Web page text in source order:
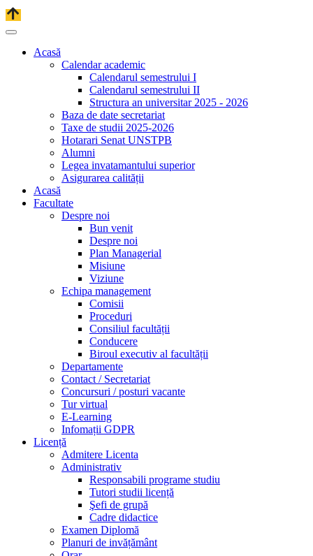
Acasă
Calendar academic
Calendarul semestrului I
Calendarul semestrului II
Structura an universitar 2025 - 2026
Baza de date secretariat
Taxe de studii 2025-2026
Hotarari Senat UNSTPB
Alumni
Legea invatamantului superior
Asigurarea calității
Acasă
Facultate
Despre noi
Bun venit
Despre noi
Plan Managerial
Misiune
Viziune
Echipa management
Comisii
Proceduri
Consiliul facultății
Conducere
Biroul executiv al facultății
Departamente
Contact / Secretariat
Concursuri / posturi vacante
Tur virtual
E-Learning
Infomații GDPR
Licență
Admitere Licenta
Administrativ
Responsabili programe studiu
Tutori studii licență
Şefi de grupă
Cadre didactice
Examen Diplomă
Planuri de invățământ